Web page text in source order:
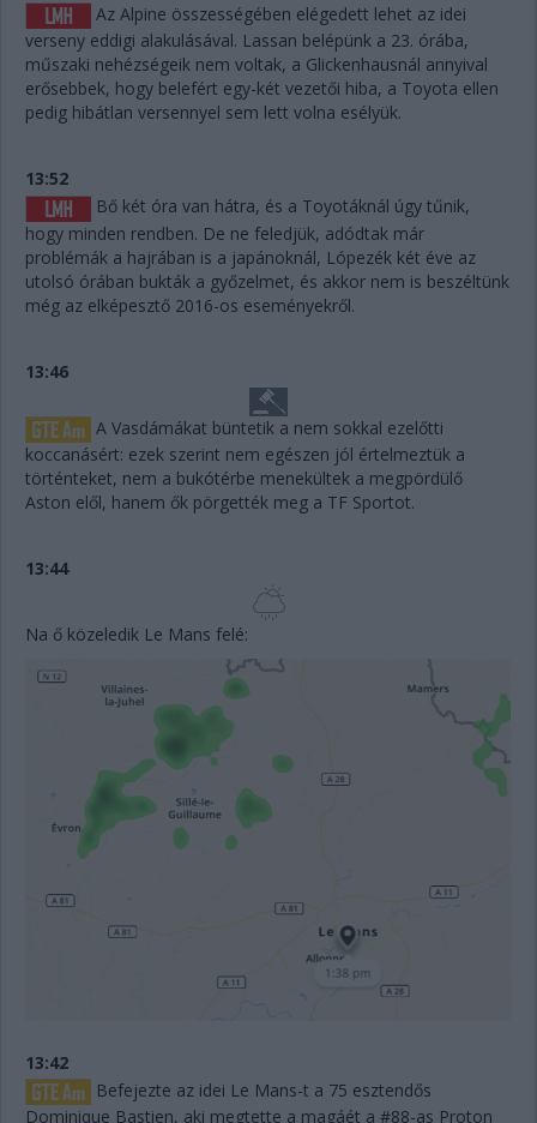
Az Alpine összességében elégedett lehet az idei
verseny eddigi alakulásával. Lassan belépünk a 23. órába,
műszaki nehézségeik nem voltak, a Glickenhausnál annyival
erősebbek, hogy belefért egy-két vezetői hiba, a Toyota ellen
pedig hibátlan versennyel sem lett volna esélyük.
13:52
Bő két óra van hátra, és a Toyotáknál úgy tűnik,
hogy minden rendben. De ne feledjük, adódtak már
problémák a hajrában is a japánoknál, Lópezék két éve az
utolsó órában bukták a győzelmet, és akkor nem is beszéltünk
még az elképesztő 2016-os eseményekről.
13:46
A Vasdámákat büntetik a nem sokkal ezelőtti
koccanásért: ezek szerint nem egészen jól értelmeztük a
történteket, nem a bukótérbe menekültek a megpördülő
Aston elől, hanem ők pörgették meg a TF Sportot.
13:44
Na ő közeledik Le Mans felé:
13:42
Befejezte az idei Le Mans-t a 75 esztendős
Dominique Bastien, aki megtette a magáét a #88-as Proton